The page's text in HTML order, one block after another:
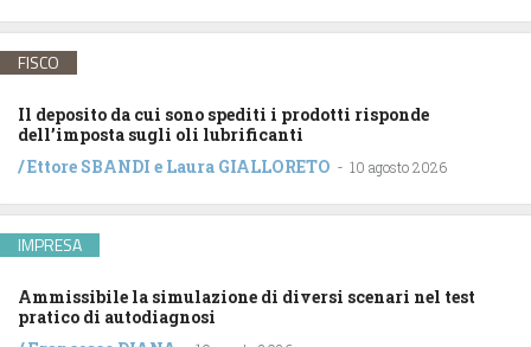
FISCO
Il deposito da cui sono spediti i prodotti risponde
dell’imposta sugli oli lubrificanti
/Ettore SBANDI e Laura GIALLORETO - 10 agosto 2026
IMPRESA
Ammissibile la simulazione di diversi scenari nel test
pratico di autodiagnosi